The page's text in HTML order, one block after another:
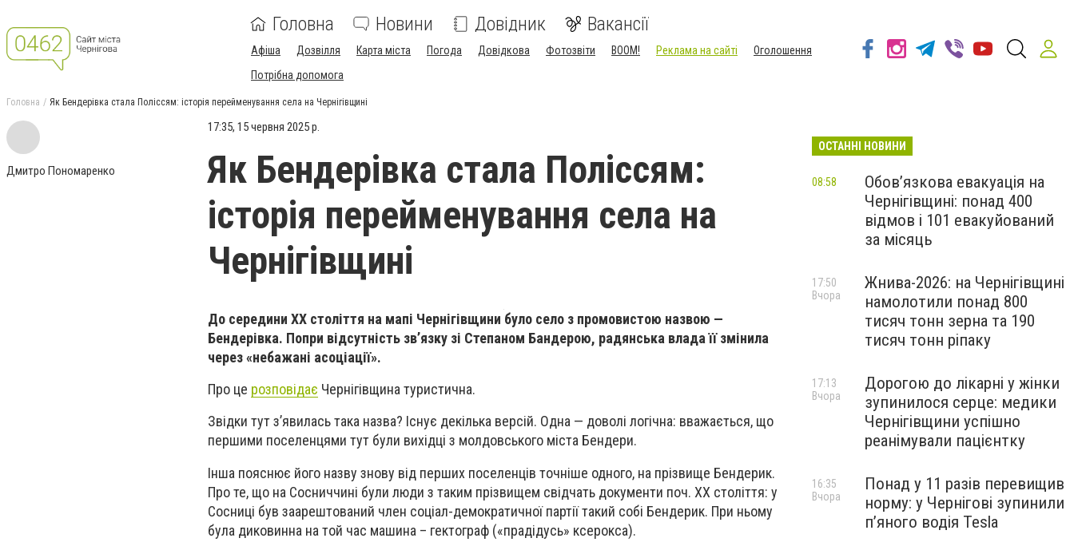
Головна Новини Довідник Вакансії
Афіша Дозвілля Карта міста Погода Довідкова Фотозвіти BOOM! Реклама на сайті
Оголошення
Потрібна допомога
Головна Як Бендерівка стала Поліссям: історія перейменування села на Чернігівщині
Дмитро Пономаренко
17:35, 15 червня 2025 р.
Як Бендерівка стала Поліссям:
історія перейменування села на
Чернігівщині
До середини XX століття на мапі Чернігівщини було село з промовистою назвою —
Бендерівка. Попри відсутність зв’язку зі Степаном Бандерою, радянська влада її змінила
через «небажані асоціації».
Про це розповідає Чернігівщина туристична.
Звідки тут з’явилась така назва? Існує декілька версій. Одна — доволі логічна: вважається, що
першими поселенцями тут були вихідці з молдовського міста Бендери.
Інша пояснює його назву знову від перших поселенців точніше одного, на прізвище Бендерик.
Про те, що на Сосниччині були люди з таким прізвищем свідчать документи поч. XX століття: у
Сосниці був заарештований член соціал-демократичної партії такий собі Бендерик. При ньому
була диковинна на той час машина – гектограф («прадідусь» ксерокса).
ОСТАННІ НОВИНИ
Обов’язкова евакуація на
Чернігівщині: понад 400
відмов і 101 евакуйований
за місяць
08:58
Жнива-2026: на Чернігівщині
намолотили понад 800
тисяч тонн зерна та 190
тисяч тонн ріпаку
17:50
Вчора
Дорогою до лікарні у жінки
зупинилося серце: медики
Чернігівщини успішно
реанімували пацієнтку
17:13
Вчора
Понад у 11 разів перевищив
норму: у Чернігові зупинили
пʼяного водія Tesla
16:35
Вчора